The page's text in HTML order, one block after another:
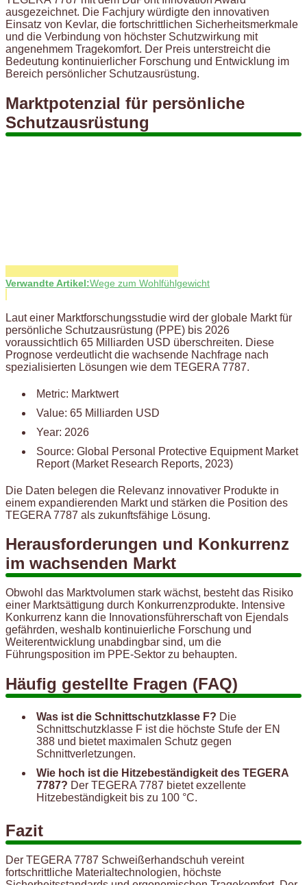
ausgezeichnet. Die Fachjury würdigte den innovativen
Einsatz von Kevlar, die fortschrittlichen Sicherheitsmerkmale
und die Verbindung von höchster Schutzwirkung mit
angenehmem Tragekomfort. Der Preis unterstreicht die
Bedeutung kontinuierlicher Forschung und Entwicklung im
Bereich persönlicher Schutzausrüstung.
Marktpotenzial für persönliche
Schutzausrüstung
Verwandte Artikel:Wege zum Wohlfühlgewicht
Laut einer Marktforschungsstudie wird der globale Markt für
persönliche Schutzausrüstung (PPE) bis 2026
voraussichtlich 65 Milliarden USD überschreiten. Diese
Prognose verdeutlicht die wachsende Nachfrage nach
spezialisierten Lösungen wie dem TEGERA 7787.
Metric: Marktwert
Value: 65 Milliarden USD
Year: 2026
Source: Global Personal Protective Equipment Market
Report (Market Research Reports, 2023)
Die Daten belegen die Relevanz innovativer Produkte in
einem expandierenden Markt und stärken die Position des
TEGERA 7787 als zukunftsfähige Lösung.
Herausforderungen und Konkurrenz
im wachsenden Markt
Obwohl das Marktvolumen stark wächst, besteht das Risiko
einer Marktsättigung durch Konkurrenzprodukte. Intensive
Konkurrenz kann die Innovationsführerschaft von Ejendals
gefährden, weshalb kontinuierliche Forschung und
Weiterentwicklung unabdingbar sind, um die
Führungsposition im PPE-Sektor zu behaupten.
Häufig gestellte Fragen (FAQ)
Was ist die Schnittschutzklasse F? Die
Schnittschutzklasse F ist die höchste Stufe der EN
388 und bietet maximalen Schutz gegen
Schnittverletzungen.
Wie hoch ist die Hitzebeständigkeit des TEGERA
7787? Der TEGERA 7787 bietet exzellente
Hitzebeständigkeit bis zu 100 °C.
Fazit
Der TEGERA 7787 Schweißerhandschuh vereint
fortschrittliche Materialtechnologien, höchste